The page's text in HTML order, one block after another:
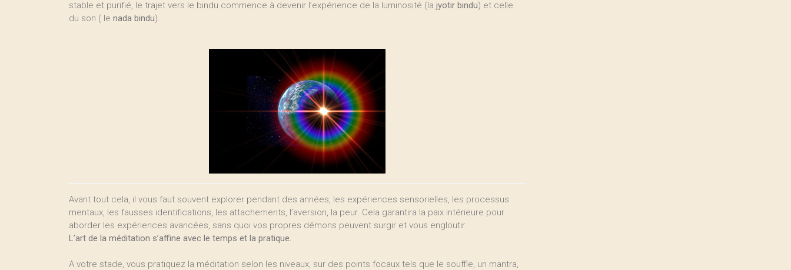
stable et purifié, le trajet vers le bindu commence à devenir l’expérience de la luminosité (la jyotir bindu) et celle
du son ( le nada bindu).
Avant tout cela, il vous faut souvent explorer pendant des années, les expériences sensorielles, les processus
mentaux, les fausses identifications, les attachements, l’aversion, la peur. Cela garantira la paix intérieure pour
aborder les expériences avancées, sans quoi vos propres démons peuvent surgir et vous engloutir.
L’art de la méditation s’affine avec le temps et la pratique.
A votre stade, vous pratiquez la méditation selon les niveaux, sur des points focaux tels que le souffle, un mantra,